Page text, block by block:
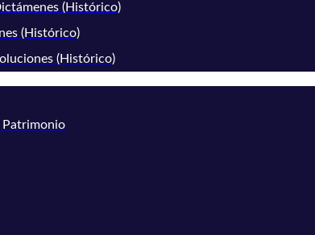
(Histórico)
(Histórico)
(Histórico)
Patrimonio